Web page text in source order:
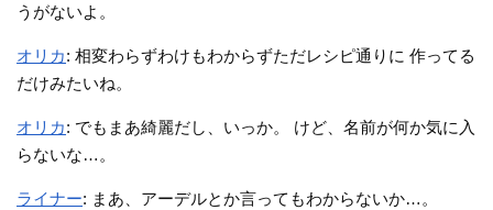
うがないよ。
オリカ: 相変わらずわけもわからずただレシピ通りに 作ってる
だけみたいね。
オリカ: でもまあ綺麗だし、いっか。 けど、名前が何か気に入
らないな…。
ライナー: まあ、アーデルとか言ってもわからないか…。